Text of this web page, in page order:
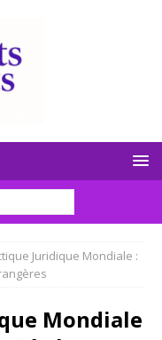
Juridique Mondiale :
Mondiale